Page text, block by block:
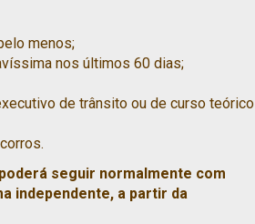
menos;
nos últimos 60 dias;
de trânsito ou de curso teórico
seguir normalmente com
independente, a partir da